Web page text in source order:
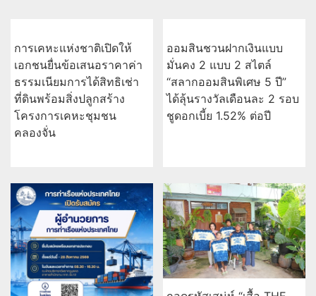
"พี่ชายฮลุน โซโล่" ติดใจปมสารพิษในร่างกาย วอนนิติเวช
ชันสูตรอย่างละเอียด ขอบคุณคนไทยช่วยให้น้องได้กลับบ้าน
การเคหะแห่งชาติเปิดให้
เอกชนยื่นข้อเสนอราคาค่า
ธรรมเนียมการได้สิทธิเช่า
ที่ดินพร้อมสิ่งปลูกสร้าง
โครงการเคหะชุมชน
ออมสินชวนฝากเงินแบบ
มั่นคง 2 แบบ 2 สไตล์
“สลากออมสินพิเศษ 5 ปี”
ได้ลุ้นรางวัลเดือนละ 2 รอบ
ชูดอกเบี้ย 1.52% ต่อปี